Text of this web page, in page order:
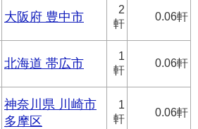
大阪府 豊中市
2
軒
0.06軒
北海道 帯広市
1
軒
0.06軒
神奈川県 川崎市
多摩区
1
軒
0.06軒